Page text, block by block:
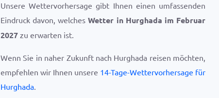
Unsere Wettervorhersage gibt Ihnen einen umfassenden
Eindruck davon, welchesWetter in Hurghada im Februar
2027 zu erwarten ist.
Wenn Sie in naher Zukunft nach Hurghada reisen möchten,
empfehlen wir Ihnen unsere 14-Tage-Wettervorhersage für
Hurghada.